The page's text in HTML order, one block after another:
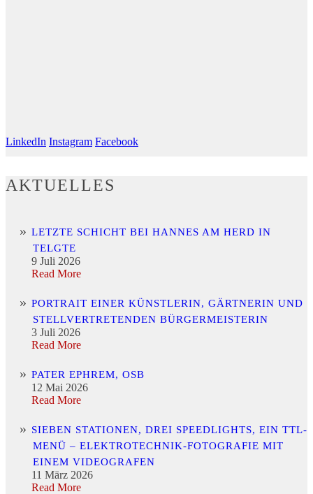
LinkedIn Instagram Facebook
AKTUELLES
LETZTE SCHICHT BEI HANNES AM HERD IN
TELGTE
9 Juli 2026
Read More
PORTRAIT EINER KÜNSTLERIN, GÄRTNERIN UND
STELLVERTRETENDEN BÜRGERMEISTERIN
3 Juli 2026
Read More
PATER EPHREM, OSB
12 Mai 2026
Read More
SIEBEN STATIONEN, DREI SPEEDLIGHTS, EIN TTL-
MENÜ – ELEKTROTECHNIK-FOTOGRAFIE MIT
EINEM VIDEOGRAFEN
11 März 2026
Read More